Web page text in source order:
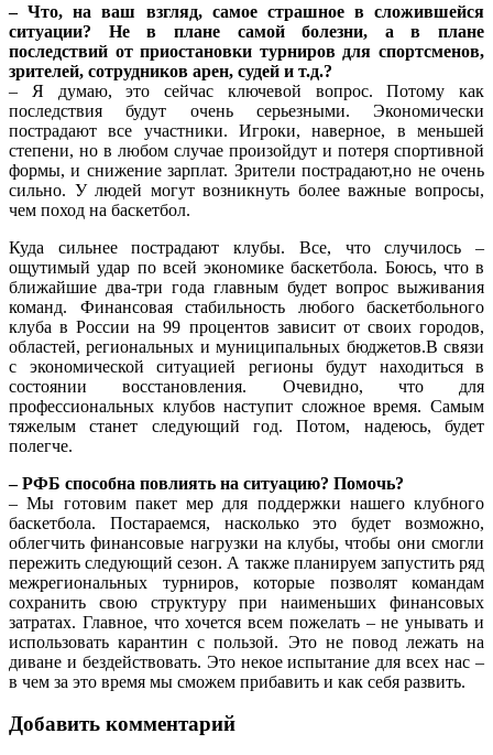
– Что, на ваш взгляд, самое страшное в сложившейся
ситуации? Не в плане самой болезни, а в плане
последствий от приостановки турниров для спортсменов,
зрителей, сотрудников арен, судей и т.д.?
– Я думаю, это сейчас ключевой вопрос. Потому как
последствия будут очень серьезными. Экономически
пострадают все участники. Игроки, наверное, в меньшей
степени, но в любом случае произойдут и потеря спортивной
формы, и снижение зарплат. Зрители пострадают,но не очень
сильно. У людей могут возникнуть более важные вопросы,
чем поход на баскетбол.
Куда сильнее пострадают клубы. Все, что случилось –
ощутимый удар по всей экономике баскетбола. Боюсь, что в
ближайшие два-три года главным будет вопрос выживания
команд. Финансовая стабильность любого баскетбольного
клуба в России на 99 процентов зависит от своих городов,
областей, региональных и муниципальных бюджетов.В связи
с экономической ситуацией регионы будут находиться в
состоянии восстановления. Очевидно, что для
профессиональных клубов наступит сложное время. Самым
тяжелым станет следующий год. Потом, надеюсь, будет
полегче.
– РФБ способна повлиять на ситуацию? Помочь?
– Мы готовим пакет мер для поддержки нашего клубного
баскетбола. Постараемся, насколько это будет возможно,
облегчить финансовые нагрузки на клубы, чтобы они смогли
пережить следующий сезон. А также планируем запустить ряд
межрегиональных турниров, которые позволят командам
сохранить свою структуру при наименьших финансовых
затратах. Главное, что хочется всем пожелать – не унывать и
использовать карантин с пользой. Это не повод лежать на
диване и бездействовать. Это некое испытание для всех нас –
в чем за это время мы сможем прибавить и как себя развить.
Добавить комментарий